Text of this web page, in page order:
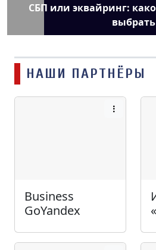
СБП или эквайринг:
выбрать
НАШИ ПАРТНЁРЫ
Business
GoYandex